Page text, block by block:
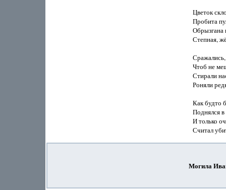
Цветок
Пробита
Обрызгана
Степная,
Сражались,
Чтоб не
Стирали
Роняли
Как будто
Поднялся
И только
Могила